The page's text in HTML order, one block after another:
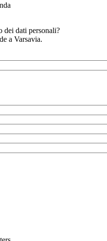
dei dati personali?
a Varsavia.